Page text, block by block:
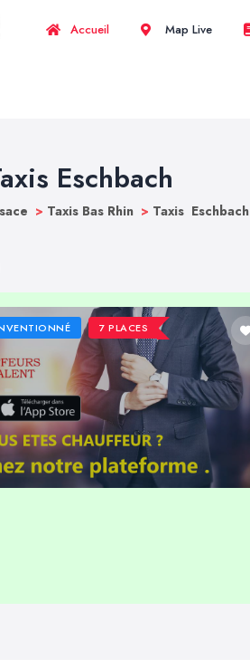
Accueil Map Live
Eschbach
> Taxis Bas Rhin > Taxis Eschbach
7 PLACES